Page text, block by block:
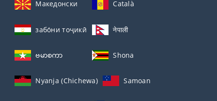
Македонски Català
забо́ни тоҷикӣ́ नेपाली
ဗမာစကာ Shona
Nyanja (Chichewa) Samoan